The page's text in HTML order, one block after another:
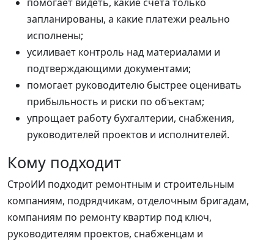
запланированы, а какие платежи реально
исполнены;
усиливает контроль над материалами и
подтверждающими документами;
помогает руководителю быстрее оценивать
прибыльность и риски по объектам;
упрощает работу бухгалтерии, снабжения,
руководителей проектов и исполнителей.
Кому подходит
СтроИИ подходит ремонтным и строительным
компаниям, подрядчикам, отделочным бригадам,
компаниям по ремонту квартир под ключ,
руководителям проектов, снабженцам и